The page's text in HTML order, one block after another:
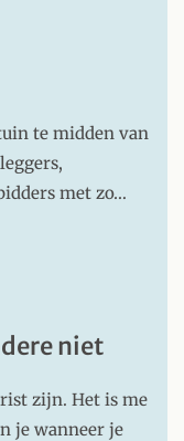
te midden van
met zo…
niet
zijn. Het is me
je wanneer je